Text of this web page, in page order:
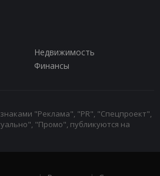
Недвижимость
Финансы
"Реклама", "PR", "Спецпроект",
"Промо", публикуются на